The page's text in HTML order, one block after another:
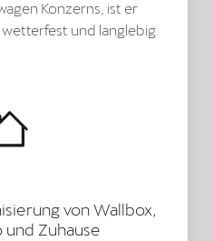
Konzerns, ist er
und langlebig.
von Wallbox,
und Zuhause